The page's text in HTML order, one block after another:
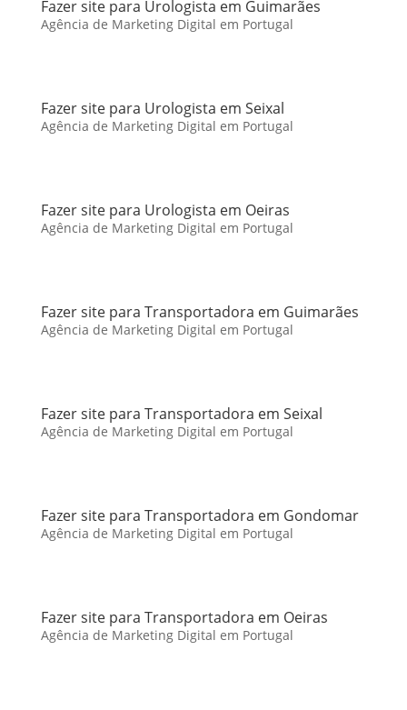
Fazer site para Urologista em Guimarães
Agência de Marketing Digital em Portugal
Fazer site para Urologista em Seixal
Agência de Marketing Digital em Portugal
Fazer site para Urologista em Oeiras
Agência de Marketing Digital em Portugal
Fazer site para Transportadora em Guimarães
Agência de Marketing Digital em Portugal
Fazer site para Transportadora em Seixal
Agência de Marketing Digital em Portugal
Fazer site para Transportadora em Gondomar
Agência de Marketing Digital em Portugal
Fazer site para Transportadora em Oeiras
Agência de Marketing Digital em Portugal